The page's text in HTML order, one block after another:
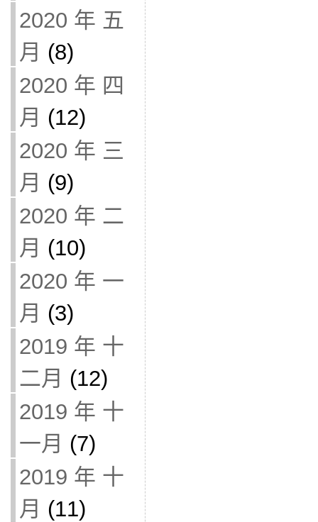
2020 年 五
月 (8)
2020 年 四
月 (12)
2020 年 三
月 (9)
2020 年 二
月 (10)
2020 年 一
月 (3)
2019 年 十
二月 (12)
2019 年 十
一月 (7)
2019 年 十
月 (11)